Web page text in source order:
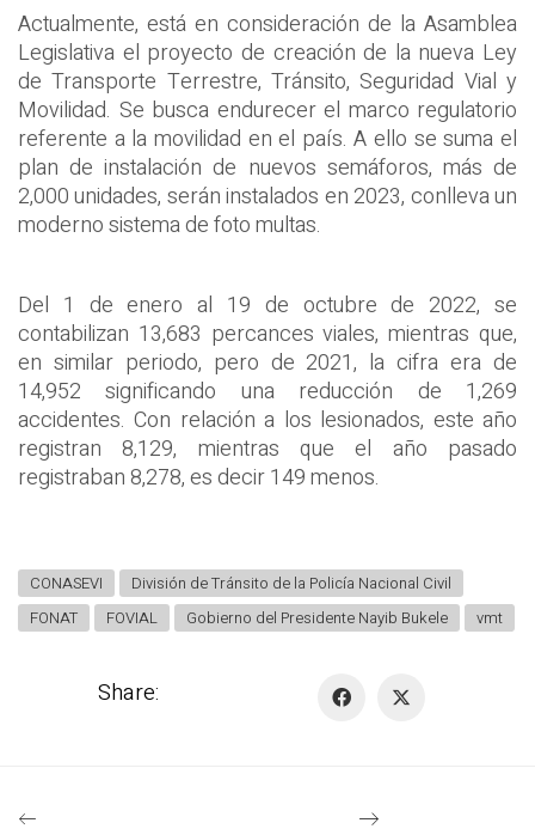
Actualmente, está en consideración de la Asamblea
Legislativa el proyecto de creación de la nueva Ley
de Transporte Terrestre, Tránsito, Seguridad Vial y
Movilidad. Se busca endurecer el marco regulatorio
referente a la movilidad en el país. A ello se suma el
plan de instalación de nuevos semáforos, más de
2,000 unidades, serán instalados en 2023, conlleva un
moderno sistema de foto multas.
Del 1 de enero al 19 de octubre de 2022, se
contabilizan 13,683 percances viales, mientras que,
en similar periodo, pero de 2021, la cifra era de
14,952 significando una reducción de 1,269
accidentes. Con relación a los lesionados, este año
registran 8,129, mientras que el año pasado
registraban 8,278, es decir 149 menos.
CONASEVI
División de Tránsito de la Policía Nacional Civil
FONAT
FOVIAL Gobierno del Presidente Nayib Bukele vmt
Share: